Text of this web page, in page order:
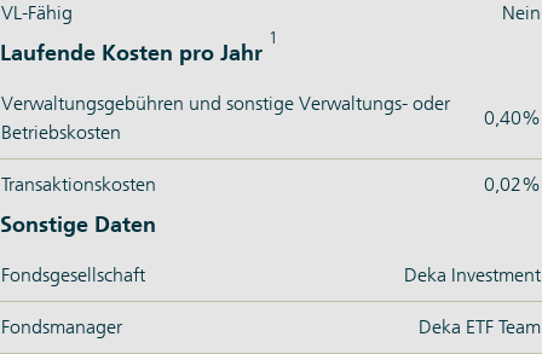
VL-Fähig Nein
Laufende Kosten pro Jahr
1
Verwaltungsgebühren und sonstige Verwaltungs- oder
Betriebskosten
0,40%
Transaktionskosten 0,02%
Sonstige Daten
Fondsgesellschaft Deka Investment
Fondsmanager Deka ETF Team